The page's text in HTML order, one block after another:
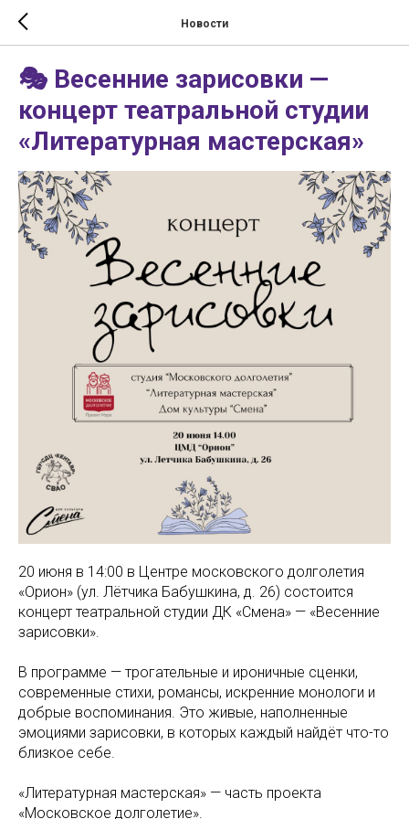
Новости
🎭 Весенние зарисовки —
концерт театральной студии
«Литературная мастерская»
20 июня в 14:00 в Центре московского долголетия
«Орион» (ул. Лётчика Бабушкина, д. 26) состоится
концерт театральной студии ДК «Смена» — «Весенние
зарисовки».
В программе — трогательные и ироничные сценки,
современные стихи, романсы, искренние монологи и
добрые воспоминания. Это живые, наполненные
эмоциями зарисовки, в которых каждый найдёт что-то
близкое себе.
«Литературная мастерская» — часть проекта
«Московское долголетие».